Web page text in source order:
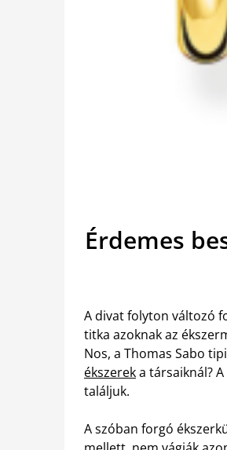
Érdemes
A divat folyton változó
titka azoknak az
Nos, a Thomas Sabo
ékszereka társaiknál?
találjuk.
A szóban forgó